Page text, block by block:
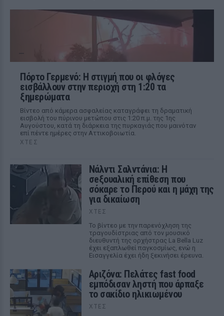
Πόρτο Γερμενό: Η στιγμή που οι φλόγες
εισβάλλουν στην περιοχή στη 1:20 τα
ξημερώματα
Βίντεο από κάμερα ασφαλείας καταγράφει τη δραματική
εισβολή του πύρινου μετώπου στις 1:20 π.μ. της 1ης
Αυγούστου, κατά τη διάρκεια της πυρκαγιάς που μαινόταν
επί πέντε ημέρες στην Αττικοβοιωτία.
ΧΤΕΣ
Νάλντι Σαλντάνια: Η
σeξουαλική επίθεση που
σόκαρε το Περού και η μάχη της
για δικαίωση
ΧΤΕΣ
Το βίντεο με την παρενόχληση της
τραγουδίστριας από τον μουσικό
διευθυντή της ορχήστρας La Bella Luz
έχει εξαπλωθεί παγκοσμίως, ενώ η
Εισαγγελία έχει ήδη ξεκινήσει έρευνα.
Αριζόνα: Πελάτες fast food
εμπόδισαν ληστή που άρπαξε
το σακίδιο ηλικιωμένου
ΧΤΕΣ